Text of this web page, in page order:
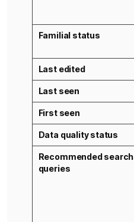
Familial status
Last edited
Last seen
First seen
Data quality status
Recommended search
queries